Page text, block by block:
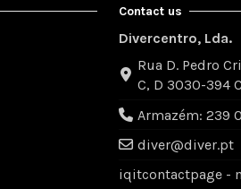
Contact us
Divercentro, Lda.
Rua D. Pedro
C, D 3030-394
Armazém: 239
diver@diver.pt
iqitcontactpage -